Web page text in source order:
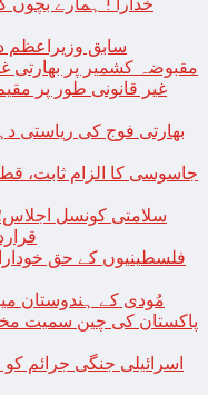
خدارا ! ہمارے بچوں
سابق وزیراعظم
مقبوضہ کشمیر پر بھارتی غاصبانہ
سلامتی کونسل
فلسطینیوں کے حق
مُودی کے ہندوستان
اسرائیلی جنگی جرائم